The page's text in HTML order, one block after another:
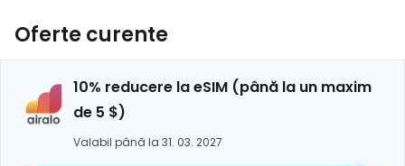
Oferte curente
10% reducere la eSIM (până la un maxim
de 5 $)
Valabil până la 31. 03. 2027